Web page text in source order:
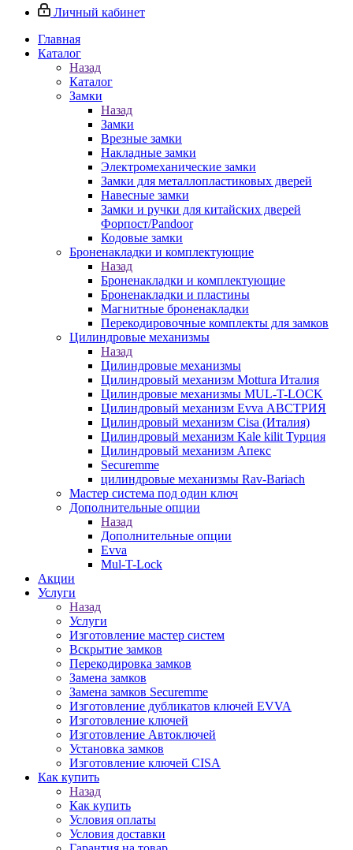
Личный кабинет
Главная
Каталог
Назад
Каталог
Замки
Назад
Замки
Врезные замки
Накладные замки
Электромеханические замки
Замки для металлопластиковых дверей
Навесные замки
Замки и ручки для китайских дверей
Форпост/Раndoor
Кодовые замки
Броненакладки и комплектующие
Назад
Броненакладки и комплектующие
Броненакладки и пластины
Магнитные броненакладки
Перекодировочные комплекты для замков
Цилиндровые механизмы
Назад
Цилиндровые механизмы
Цилиндровый механизм Mottura Италия
Цилиндровые механизмы MUL-T-LOCK
Цилиндровый механизм Evva АВСТРИЯ
Цилиндровый механизм Cisa (Италия)
Цилиндровый механизм Kale kilit Турция
Цилиндровый механизм Апекс
Securemme
цилиндровые механизмы Rav-Bariach
Мастер система под один ключ
Дополнительные опции
Назад
Дополнительные опции
Evva
Mul-T-Lock
Акции
Услуги
Назад
Услуги
Изготовление мастер систем
Вскрытие замков
Перекодировка замков
Замена замков
Замена замков Securemme
Изготовление дубликатов ключей EVVA
Изготовление ключей
Изготовление Автоключей
Установка замков
Изготовление ключей CISA
Как купить
Назад
Как купить
Условия оплаты
Условия доставки